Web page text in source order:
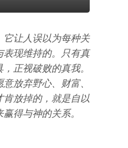
它让人误以为每种关
表现维持的。只有真
正视破败的真我。
放弃野心、财富、
肯放掉的，就是自以
得与神的关系。